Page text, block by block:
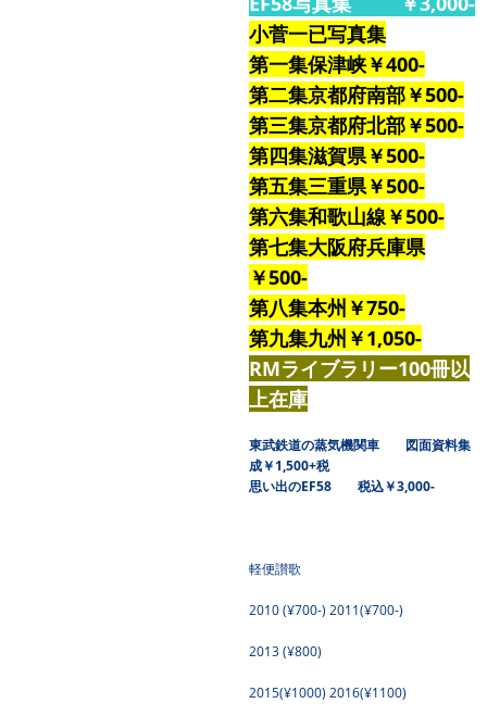
小菅一已写真集
第一集保津峡￥400-
第二集京都府南部￥500-
第三集京都府北部￥500-
第四集滋賀県￥500-
第五集三重県￥500-
第六集和歌山線￥500-
第七集大阪府兵庫県
￥500-
第八集本州￥750-
第九集九州￥1,050-
RMライブラリー100冊以
上在庫
東武鉄道の蒸気機関車 図面資料集
成￥1,500+税
思い出のEF58 税込￥3,000-
軽便讃歌
2010 (¥700-) 2011(¥700-)
2013 (¥800)
2015(¥1000) 2016(¥1100)